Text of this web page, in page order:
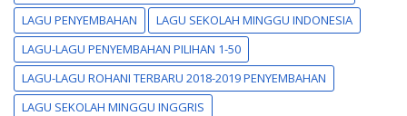
LAGU PENYEMBAHAN
LAGU SEKOLAH MINGGU INDONESIA
LAGU-LAGU PENYEMBAHAN PILIHAN 1-50
LAGU-LAGU ROHANI TERBARU 2018-2019 PENYEMBAHAN
LAGU SEKOLAH MINGGU INGGRIS